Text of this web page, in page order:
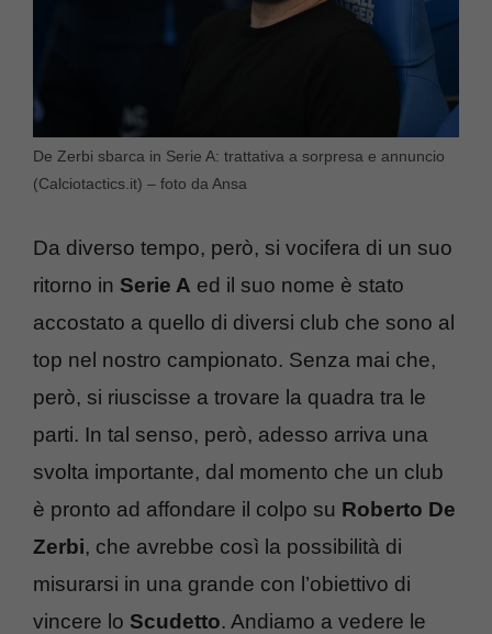
De Zerbi sbarca in Serie A: trattativa a sorpresa e annuncio
(Calciotactics.it) – foto da Ansa
Da diverso tempo, però, si vocifera di un suo
ritorno in Serie A ed il suo nome è stato
accostato a quello di diversi club che sono al
top nel nostro campionato. Senza mai che,
però, si riuscisse a trovare la quadra tra le
parti. In tal senso, però, adesso arriva una
svolta importante, dal momento che un club
è pronto ad affondare il colpo su Roberto De
Zerbi, che avrebbe così la possibilità di
misurarsi in una grande con l’obiettivo di
vincere lo Scudetto. Andiamo a vedere le